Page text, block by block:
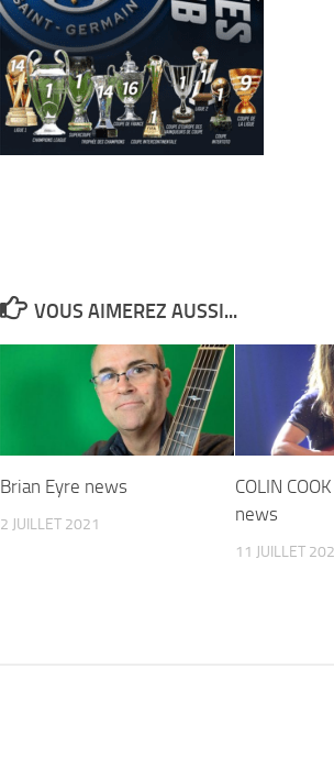
VOUS AIMEREZ AUSSI...
Brian Eyre news
2 JUILLET 2021
COLIN
news
11 JUILLET